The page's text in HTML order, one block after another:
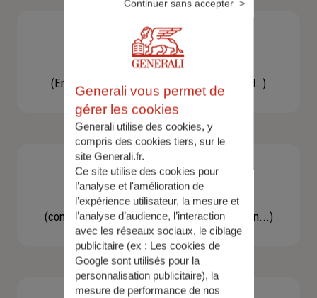
Besoin d'une assistance
(En cas d'accident, bris de glace, un conseil..)
Demande d'information
(concernant une actualité, une réglementation...)
Generali vous permet de
gérer les cookies
Generali utilise des cookies, y
compris des cookies tiers, sur le
site Generali.fr.
Ce site utilise des cookies pour
l’analyse et l'amélioration de
l’expérience utilisateur, la mesure et
l’analyse d’audience, l’interaction
avec les réseaux sociaux, le ciblage
publicitaire (ex : Les cookies de
Google sont utilisés pour la
personnalisation publicitaire), la
mesure de performance de nos
Continuer sans accepter